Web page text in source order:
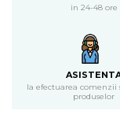
Masline bio si
Masline bio
in 24-48 ore
la efectuarea comenzii
produselor